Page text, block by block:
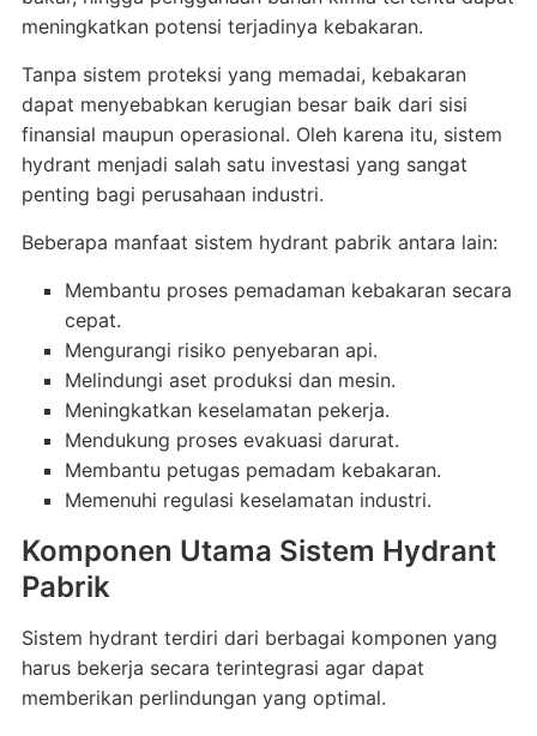
meningkatkan potensi terjadinya kebakaran.
Tanpa sistem proteksi yang memadai, kebakaran
dapat menyebabkan kerugian besar baik dari sisi
finansial maupun operasional. Oleh karena itu, sistem
hydrant menjadi salah satu investasi yang sangat
penting bagi perusahaan industri.
Beberapa manfaat sistem hydrant pabrik antara lain:
Membantu proses pemadaman kebakaran secara
cepat.
Mengurangi risiko penyebaran api.
Melindungi aset produksi dan mesin.
Meningkatkan keselamatan pekerja.
Mendukung proses evakuasi darurat.
Membantu petugas pemadam kebakaran.
Memenuhi regulasi keselamatan industri.
Komponen Utama Sistem Hydrant
Pabrik
Sistem hydrant terdiri dari berbagai komponen yang
harus bekerja secara terintegrasi agar dapat
memberikan perlindungan yang optimal.